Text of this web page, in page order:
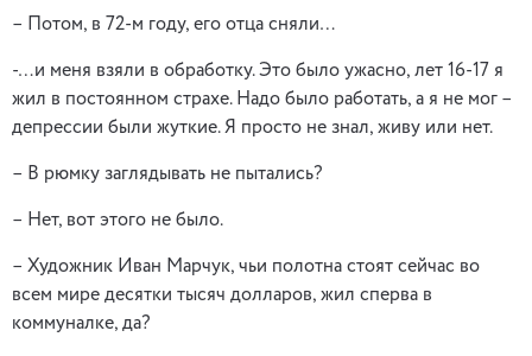
– Потом, в 72-м году, его отца сняли…
-…и меня взяли в обработку. Это было ужасно, лет 16-17 я
жил в постоянном страхе. Надо было работать, а я не мог –
депрессии были жуткие. Я просто не знал, живу или нет.
– В рюмку заглядывать не пытались?
– Нет, вот этого не было.
– Художник Иван Марчук, чьи полотна стоят сейчас во
всем мире десятки тысяч долларов, жил сперва в
коммуналке, да?